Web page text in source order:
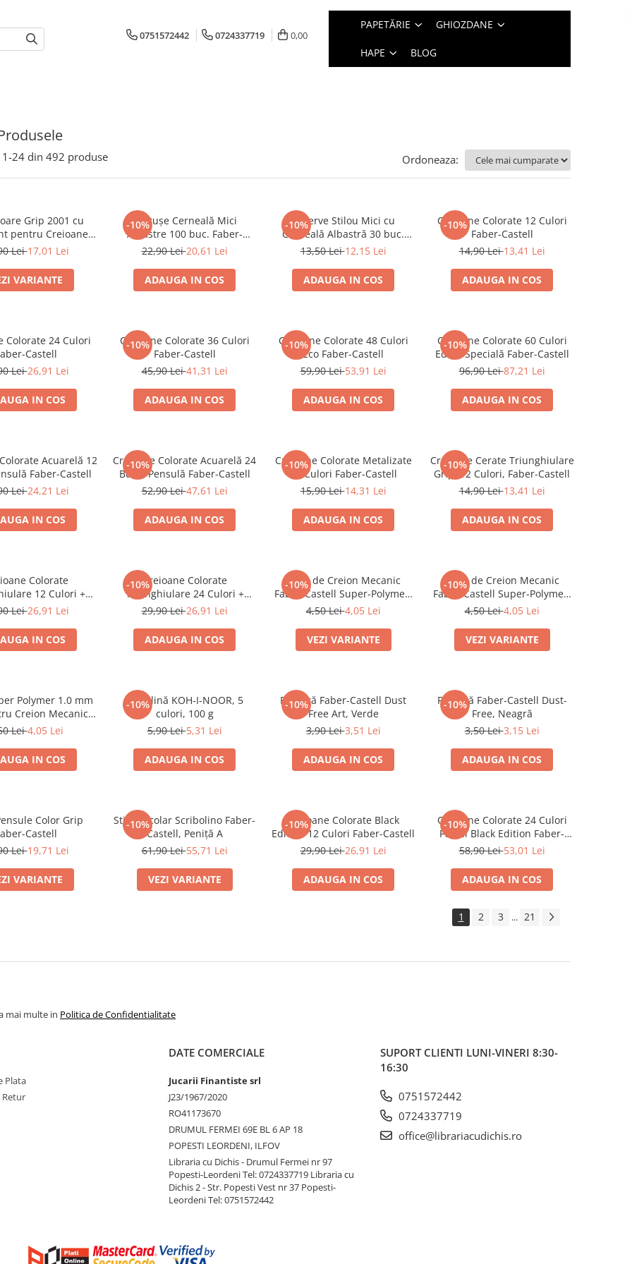
0751572442 0724337719 0,00
PAPETĂRIE GHIOZDANE
HAPE BLOG
1-24 din 492 produse Ordoneaza:
Grip 2001 cu
pentru Creioane
și Jumbo Faber-
Lei17,01 Lei
VARIANTE
-10%
Cartușe Cerneală Mici
Albastre 100 buc. Faber-
Castell
22,90 Lei20,61 Lei
ADAUGA IN COS
-10%
Rezerve Stilou Mici cu
Cerneală Albastră 30 buc.
Faber-Castell
13,50 Lei12,15 Lei
ADAUGA IN COS
-10%
Creioane Colorate 12 Culori
Faber-Castell
14,90 Lei13,41 Lei
ADAUGA IN COS
Colorate 24 Culori
Castell
Lei26,91 Lei
IN COS
-10%
Creioane Colorate 36 Culori
Faber-Castell
45,90 Lei41,31 Lei
ADAUGA IN COS
-10%
Creioane Colorate 48 Culori
Eco Faber-Castell
59,90 Lei53,91 Lei
ADAUGA IN COS
-10%
Creioane Colorate 60 Culori
Ediție Specială Faber-Castell
96,90 Lei87,21 Lei
ADAUGA IN COS
Acuarelă 12
Faber-Castell
Lei24,21 Lei
IN COS
-10%
Creioane Colorate Acuarelă 24
Buc + Pensulă Faber-Castell
52,90 Lei47,61 Lei
ADAUGA IN COS
-10%
Creioane Colorate Metalizate
10 Culori Faber-Castell
15,90 Lei14,31 Lei
ADAUGA IN COS
-10%
Creioane Cerate Triunghiulare
Grip, 12 Culori, Faber-Castell
14,90 Lei13,41 Lei
ADAUGA IN COS
Colorate
12 Culori +
Eco Faber-Castell
Lei26,91 Lei
IN COS
-10%Creioane Colorate
Triunghiulare 24 Culori +
Ascuțitoare Eco Faber-Castell
29,90 Lei26,91 Lei
ADAUGA IN COS
-10%
Mine de Creion Mecanic
Faber-Castell Super-Polymer,
0,5 mm, HB/B, 12 Bucăți
4,50 Lei4,05 Lei
VEZI VARIANTE
-10%
Mine de Creion Mecanic
Faber-Castell Super-Polymer,
0,7 mm, HB/B, 12 Bucăți
4,50 Lei4,05 Lei
VEZI VARIANTE
Polymer 1.0 mm
Creion Mecanic
Castell
Lei4,05 Lei
IN COS
-10%
Plastilină KOH-I-NOOR, 5
culori, 100 g
5,90 Lei5,31 Lei
ADAUGA IN COS
-10%
Radieră Faber-Castell Dust
Free Art, Verde
3,90 Lei3,51 Lei
ADAUGA IN COS
-10%
Radieră Faber-Castell Dust-
Free, Neagră
3,50 Lei3,15 Lei
ADAUGA IN COS
Color Grip
Castell
Lei19,71 Lei
VARIANTE
-10%
Stilou Școlar Scribolino Faber-
Castell, Peniță A
61,90 Lei55,71 Lei
VEZI VARIANTE
-10%
Creioane Colorate Black
Edition 12 Culori Faber-Castell
29,90 Lei26,91 Lei
ADAUGA IN COS
-10%
Creioane Colorate 24 Culori
Pastel Black Edition Faber-
Castell
58,90 Lei53,01 Lei
ADAUGA IN COS
1 2 3 ... 21
mai multe in Politica de Confidentialitate
Plata
Retur
DATE COMERCIALE
Jucarii Finantiste srl
J23/1967/2020
RO41173670
DRUMUL FERMEI 69E BL 6 AP 18
POPESTI LEORDENI, ILFOV
Libraria cu Dichis - Drumul Fermei nr 97
Popesti-Leordeni Tel: 0724337719 Libraria cu
Dichis 2 - Str. Popesti Vest nr 37 Popesti-
Leordeni Tel: 0751572442
SUPORT CLIENTI LUNI-VINERI 8:30-
16:30
0751572442
0724337719
office@librariacudichis.ro